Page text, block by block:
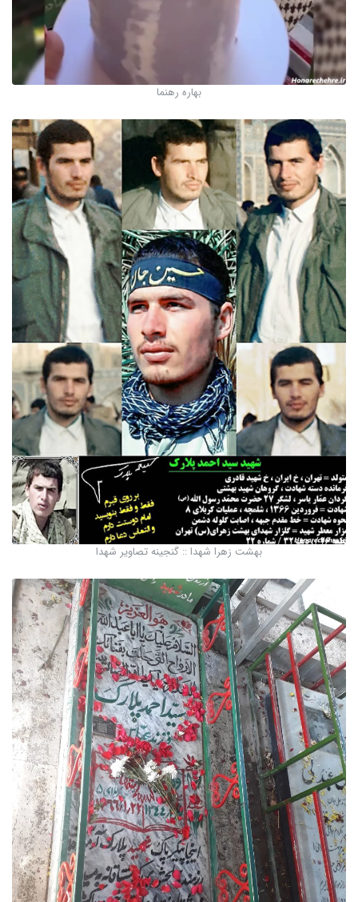
بهاره رهنما
بهشت زهرا شهدا :: گنجینه تصاویر شهدا